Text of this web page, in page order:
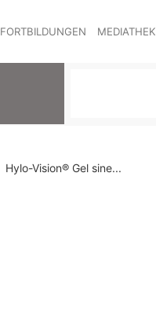
FORTBILDUNGEN MEDIATHEK
Hylo-Vision® Gel sine...